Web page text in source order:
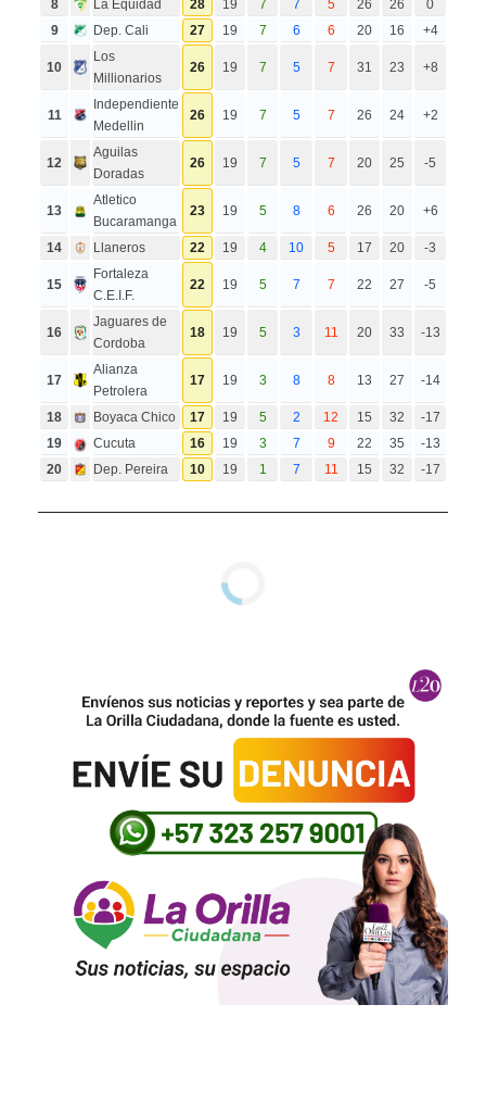
8 La Equidad 28 19 7 7 5 26 26
0
9
Dep. Cali 27 19 7 6 6 20 16 +4
10
Los
Millionarios
26 19 7 5 7 31 23 +8
11
Independiente
Medellin
26 19 7 5 7 26 24 +2
12
Aguilas
Doradas
26 19 7 5 7 20 25 -5
13
Atletico
Bucaramanga
23 19 5 8 6 26 20 +6
14 Llaneros 22 19 4 10 5 17 20 -3
15
Fortaleza
C.E.I.F.
22 19 5 7 7 22 27 -5
16
Jaguares de
Cordoba
18 19 5 3 11 20 33 -13
17
Alianza
Petrolera
17 19 3 8 8 13 27 -14
18 Boyaca Chico 17 19 5 2 12 15 32
-17
19
Cucuta 16 19 3 7 9 22 35
-13
20
Dep. Pereira 10 19 1 7 11 15 32 -17